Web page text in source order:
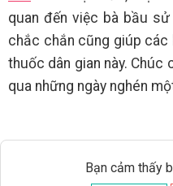
quan đến việc bà bầu
chắc chắn cũng giúp các
thuốc dân gian này. Chúc
qua những ngày nghén
Bạn cảm thấy